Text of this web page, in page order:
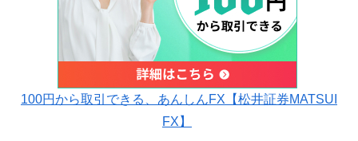
100円から取引できる、あんしんFX【松井証券MATSUI
FX】